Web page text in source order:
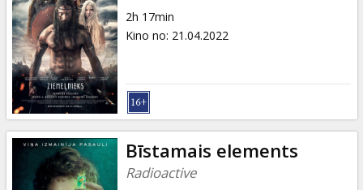
2h 17min
Kino no: 21.04.2022
Bīstamais elements
Radioactive